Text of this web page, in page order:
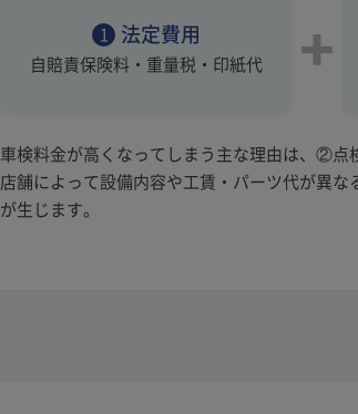
1 法定費用
自賠責保険料・重量税・印紙代
車検料金が高くなってしまう主な理由は、②点
店舗によって設備内容や工賃・パーツ代が異
が生じます。